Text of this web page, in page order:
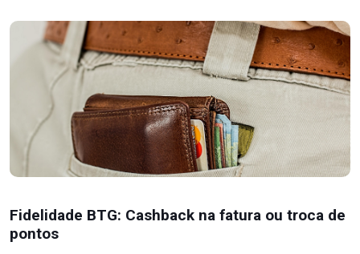
Fidelidade BTG: Cashback na fatura ou troca de
pontos